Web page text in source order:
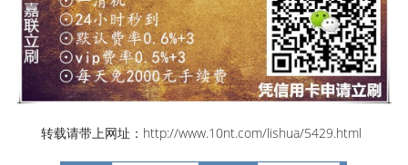
转载请带上网址：http://www.10nt.com/lishua/5429.html